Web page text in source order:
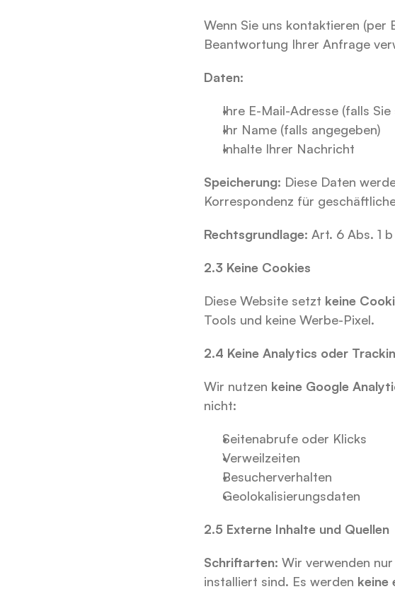
Wenn Sie uns kontaktieren
Beantwortung Ihrer Anfrage
Daten:
Ihre E-Mail-Adresse (falls Sie
Ihr Name (falls angegeben)
Inhalte Ihrer Nachricht
Speicherung: Diese Daten
Korrespondenz für
Rechtsgrundlage: Art. 6 Abs. 1
2.3 Keine Cookies
Diese Website setzt keine
Tools und keine Werbe-Pixel.
2.4 Keine Analytics oder
Wir nutzen keine Google
nicht:
Seitenabrufe oder Klicks
Verweilzeiten
Besucherverhalten
Geolokalisierungsdaten
2.5 Externe Inhalte und Quellen
Schriftarten: Wir verwenden
installiert sind. Es werden keine